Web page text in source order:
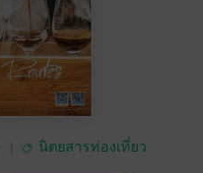
นิตยสารท่องเที่ยว